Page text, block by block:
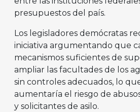
presupuestos del país.
Los legisladores demócratas
iniciativa argumentando que
mecanismos suficientes de
ampliar las facultades de los
sin controles adecuados, lo
aumentaría el riesgo de
y solicitantes de asilo.